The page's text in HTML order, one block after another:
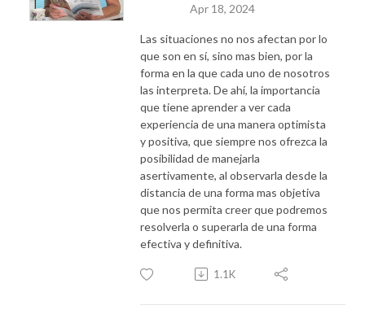
Apr 18, 2024
Las situaciones no nos afectan por lo
que son en sí, sino mas bien, por la
forma en la que cada uno de nosotros
las interpreta. De ahí, la importancia
que tiene aprender a ver cada
experiencia de una manera optimista
y positiva, que siempre nos ofrezca la
posibilidad de manejarla
asertivamente, al observarla desde la
distancia de una forma mas objetiva
que nos permita creer que podremos
resolverla o superarla de una forma
efectiva y definitiva.
1.1K